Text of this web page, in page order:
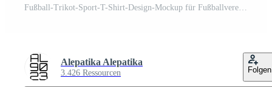
Alepatika Alepatika
3.426 Ressourcen Folgen